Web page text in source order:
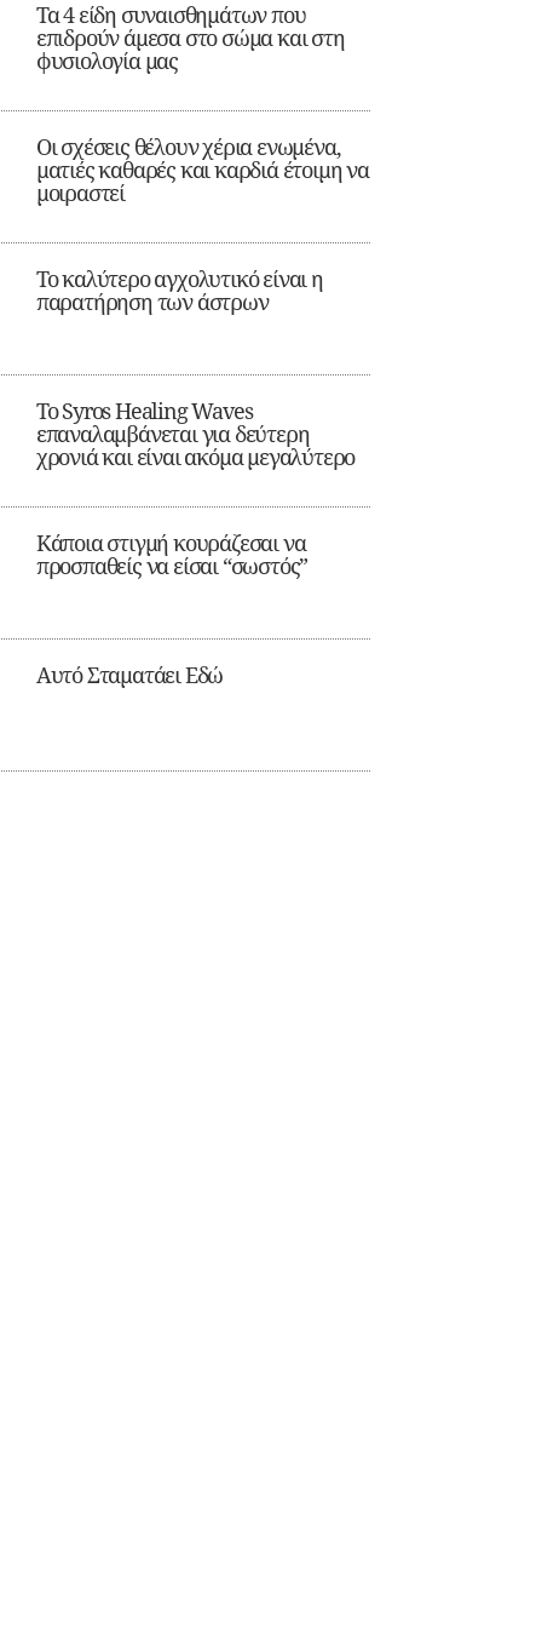
Τα 4 είδη συναισθημάτων που
επιδρούν άμεσα στο σώμα και στη
φυσιολογία μας
Οι σχέσεις θέλουν χέρια ενωμένα,
ματιές καθαρές και καρδιά έτοιμη να
μοιραστεί
Το καλύτερο αγχολυτικό είναι η
παρατήρηση των άστρων
Το Syros Healing Waves
επαναλαμβάνεται για δεύτερη
χρονιά και είναι ακόμα μεγαλύτερο
Κάποια στιγμή κουράζεσαι να
προσπαθείς να είσαι “σωστός”
Αυτό Σταματάει Εδώ